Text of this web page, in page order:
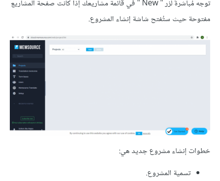
توجه مُباشرةً لزر " New " في قائمة مشاريعك إذا كانت صفحة المشاريع
مفتوحة حيث ستُفتح شاشة إنشاء المشروع.
خطوات إنشاء مشروع جديد هي:
تسمية المشروع.